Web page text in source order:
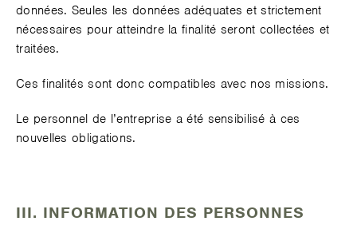
données. Seules les données adéquates et strictement
nécessaires pour atteindre la finalité seront collectées et
traitées.
Ces finalités sont donc compatibles avec nos missions.
Le personnel de l’entreprise a été sensibilisé à ces
nouvelles obligations.
III. INFORMATION DES PERSONNES